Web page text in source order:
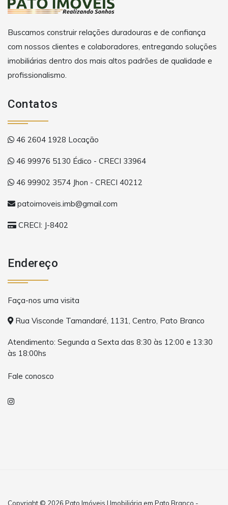
Buscamos construir relações duradouras e de confiança
com nossos clientes e colaboradores, entregando soluções
imobiliárias dentro dos mais altos padrões de qualidade e
profissionalismo.
Contatos
46 2604 1928 Locação
46 99976 5130 Édico - CRECI 33964
46 99902 3574 Jhon - CRECI 40212
patoimoveis.imb@gmail.com
CRECI: J-8402
Endereço
Faça-nos uma visita
Rua Visconde Tamandaré, 1131, Centro, Pato Branco
Atendimento: Segunda a Sexta das 8:30 às 12:00 e 13:30
às 18:00hs
Fale conosco
Copyright © 2026 Pato Imóveis | Imobiliária em Pato Branco -